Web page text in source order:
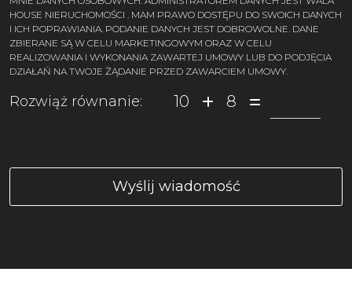
HOUSE NIERUCHOMOŚCI . MAM PRAWO DOSTĘPU DO SWOICH DANYCH
I ICH POPRAWIANIA. PODANIE DANYCH JEST DOBROWOLNE. DANE
ZBIERANE SĄ W CELU MARKETINGOWYM ORAZ W CELU
REALIZOWANIA I WYKONANIA ZAWARTEJ UMOWY LUB DO PODJĘCIA
DZIAŁAŃ NA TWOJE ŻĄDANIE PRZED ZAWARCIEM UMOWY.
Rozwiąż równanie: 10 8